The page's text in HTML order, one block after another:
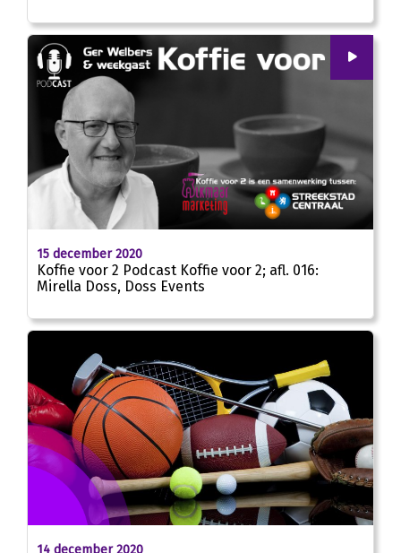
00:00
15 december 2020
Koffie voor 2 Podcast Koffie voor 2; afl. 016:
Mirella Doss, Doss Events
14 december 2020